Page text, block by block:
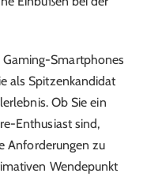
Smartphones
als Spitzenkandidat
Ob Sie ein
Enthusiast sind,
Anforderungen zu
Wendepunkt